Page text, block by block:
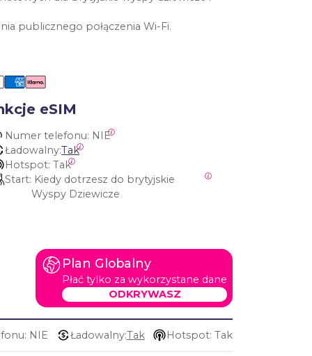
publicznego połączenia Wi-Fi.
eSIM
Numer telefonu: NIE
Ładowalny:Tak
Hotspot: Tak
Start:
Wyspy Dziewicze
Plan Globalny
Płać tylko za wykorzystane dane
ODKRYWASZ
NIE Ładowalny:Tak Hotspot: Tak